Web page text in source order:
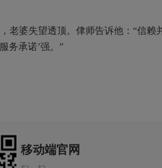
婆失望透顶。侓师告诉他：“信赖
务承诺’强。”
移动端官网